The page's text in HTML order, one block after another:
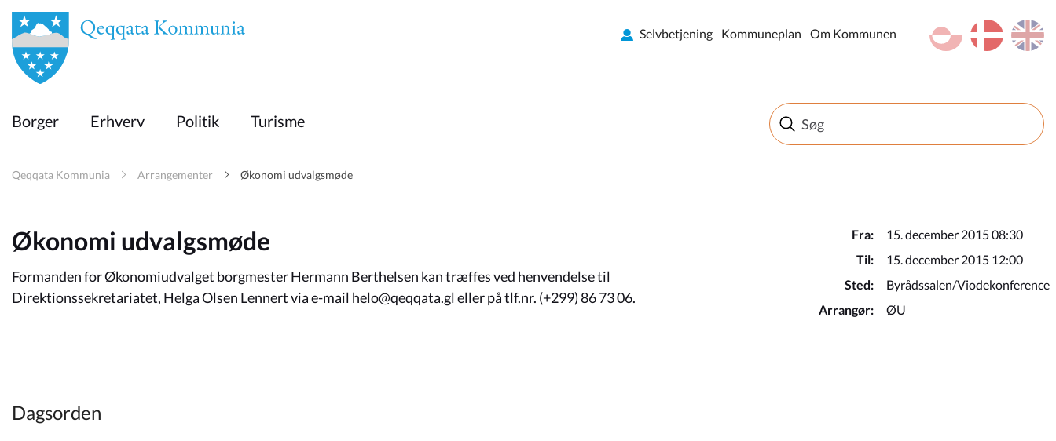
en
Borger
Erhverv
Politik
Turisme
Selvbetjening
Om Kommunen
en
da
kl-GL
Selvbetjening Kommuneplan Om Kommunen
Borger Erhverv Politik Turisme
Qeqqata Kommunia Arrangementer Økonomi udvalgsmøde
Økonomi udvalgsmøde
Formanden for Økonomiudvalget borgmester Hermann Berthelsen kan træffes ved henvendelse til
Direktionssekretariatet, Helga Olsen Lennert via e-mail helo@qeqqata.gl eller på tlf.nr. (+299) 86 73 06.
Fra:
15. december 2015 08:30
Til:
15. december 2015 12:00
Sted:
Byrådssalen/Viodekonference
Arrangør:
ØU
Dagsorden